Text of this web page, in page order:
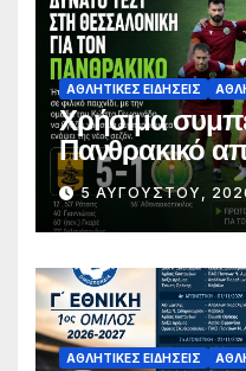
ΑΘΛΗΤΙΚΈΣ ΕΙΔΉΣΕΙΣ
Χρήσιμα
Πανθρακικό
5 ΑΥΓΟΎΣΤΟΥ,
ΑΘΛΗΤΙΚΈΣ ΕΙΔΉΣΕΙΣ